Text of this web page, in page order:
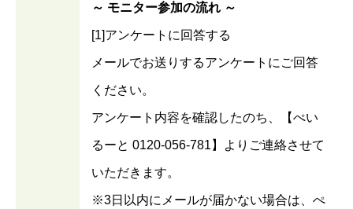
～ モニター参加の流れ ～
[1]アンケートに回答する
メールでお送りするアンケートにご回答
ください。
アンケート内容を確認したのち、【ぺい
るーと 0120-056-781】よりご連絡させて
いただきます。
※3日以内にメールが届かない場合は、ぺ